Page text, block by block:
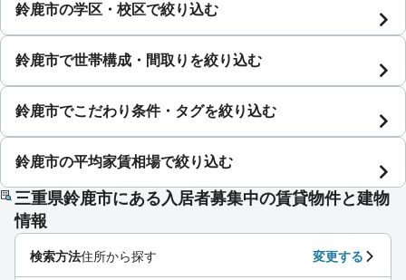
鈴鹿市の学区・校区で絞り込む
鈴鹿市で世帯構成・間取りを絞り込む
鈴鹿市でこだわり条件・タグを絞り込む
鈴鹿市の平均家賃相場で絞り込む
三重県鈴鹿市にある入居者募集中の賃貸物件と建物
情報
検索方法住所から探す 変更する